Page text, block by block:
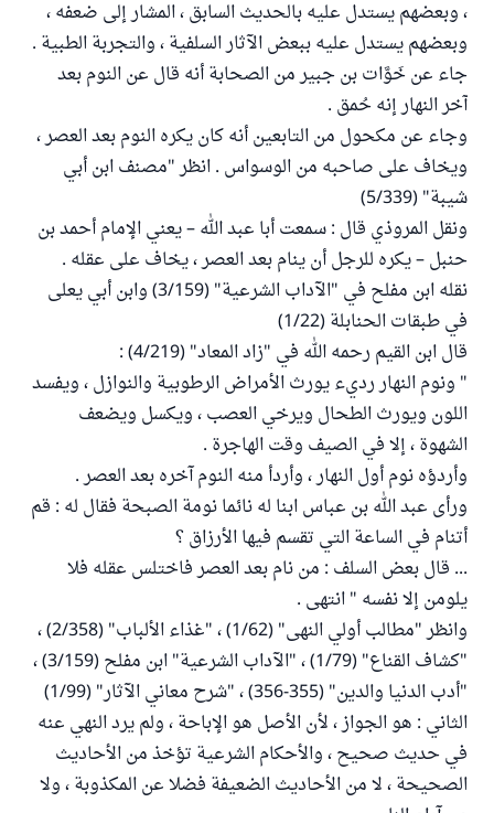
، وبعضهم يستدل عليه بالحديث السابق ، المشار إلى ضعفه ،
وبعضهم يستدل عليه ببعض الآثار السلفية ، والتجربة الطبية .
جاء عن خَوَّات بن جبير من الصحابة أنه قال عن النوم بعد
آخر النهار إنه حُمق .
وجاء عن مكحول من التابعين أنه كان يكره النوم بعد العصر ،
ويخاف على صاحبه من الوسواس . انظر "مصنف ابن أبي
شيبة" (5/339)
ونقل المروذي قال : سمعت أبا عبد الله – يعني الإمام أحمد بن
حنبل – يكره للرجل أن ينام بعد العصر ، يخاف على عقله .
نقله ابن مفلح في "الآداب الشرعية" (3/159) وابن أبي يعلى
في طبقات الحنابلة (1/22)
قال ابن القيم رحمه الله في "زاد المعاد" (4/219) :
" ونوم النهار رديء يورث الأمراض الرطوبية والنوازل ، ويفسد
اللون ويورث الطحال ويرخي العصب ، ويكسل ويضعف
الشهوة ، إلا في الصيف وقت الهاجرة .
وأردؤه نوم أول النهار ، وأردأ منه النوم آخره بعد العصر .
ورأى عبد الله بن عباس ابنا له نائما نومة الصبحة فقال له : قم
أتنام في الساعة التي تقسم فيها الأرزاق ؟
... قال بعض السلف : من نام بعد العصر فاختلس عقله فلا
يلومن إلا نفسه " انتهى .
وانظر "مطالب أولي النهى" (1/62) ، "غذاء الألباب" (2/358) ،
"كشاف القناع" (1/79) ، "الآداب الشرعية" ابن مفلح (3/159) ،
"أدب الدنيا والدين" (355-356) ، "شرح معاني الآثار" (1/99)
الثاني : هو الجواز ، لأن الأصل هو الإباحة ، ولم يرد النهي عنه
في حديث صحيح ، والأحكام الشرعية تؤخذ من الأحاديث
الصحيحة ، لا من الأحاديث الضعيفة فضلا عن المكذوبة ، ولا